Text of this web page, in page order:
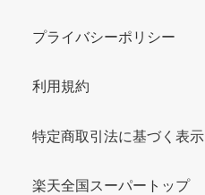
プライバシーポリシー
利用規約
特定商取引法に基づく表示
楽天全国スーパートップ